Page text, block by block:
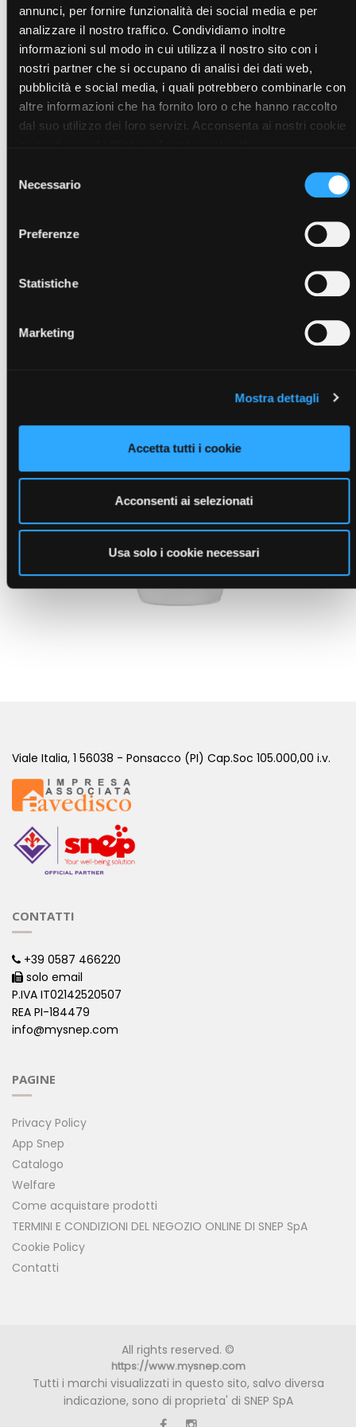
annunci, per fornire funzionalità dei social media e per
analizzare il nostro traffico. Condividiamo inoltre
informazioni sul modo in cui utilizza il nostro sito con i
nostri partner che si occupano di analisi dei dati web,
pubblicità e social media, i quali potrebbero combinarle con
altre informazioni che ha fornito loro o che hanno raccolto
dal suo utilizzo dei loro servizi. Acconsenta ai nostri cookie
delNecessario
Preferenze
Statistiche
Marketing
Mostra dettagli
Accetta tutti i cookie
Acconsenti ai selezionati
Usa solo i cookie necessari
rende ideale per eventi, convention, attività promozionali o
uso quotidiano. Leggera e comoda da indossare, è perfetta
per chi cerca un gadget funzionale e coerente con uno
stile di vita più responsabile.
Caratteristiche principali: colore bianco, realizzata con
materiale 100% riciclato, leggera, pratica e sostenibile
Visualizza articoli della stessa
Viale Italia, 1 56038 - Ponsacco (PI) Cap.Soc 105.000,00 i.v.
CONTATTI
+39 0587 466220
solo email
P.IVA IT02142520507
REA PI-184479
info@mysnep.com
PAGINE
Privacy Policy
App Snep
Catalogo
Welfare
Come acquistare prodotti
TERMINI E CONDIZIONI DEL NEGOZIO ONLINE DI SNEP SpA
Cookie Policy
Contatti
All rights reserved. ©
https://www.mysnep.com
Tutti i marchi visualizzati in questo sito, salvo diversa
indicazione, sono di proprieta' di SNEP SpA